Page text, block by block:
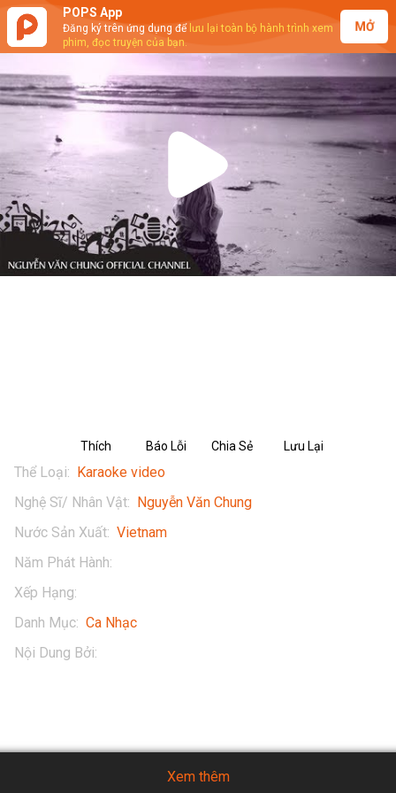
POPS App
Đăng ký trên ứng dụng để lưu lại toàn bộ hành trình xem
phim, đọc truyện của bạn.
MỞ
Play
Video
Thích Báo Lỗi Chia Sẻ Lưu Lại
Thể Loại: Karaoke video
Nghệ Sĩ/ Nhân Vật: Nguyễn Văn Chung
Nước Sản Xuất: Vietnam
Năm Phát Hành:
Xếp Hạng:
Danh Mục: Ca Nhạc
Nội Dung Bởi:
Xem thêm